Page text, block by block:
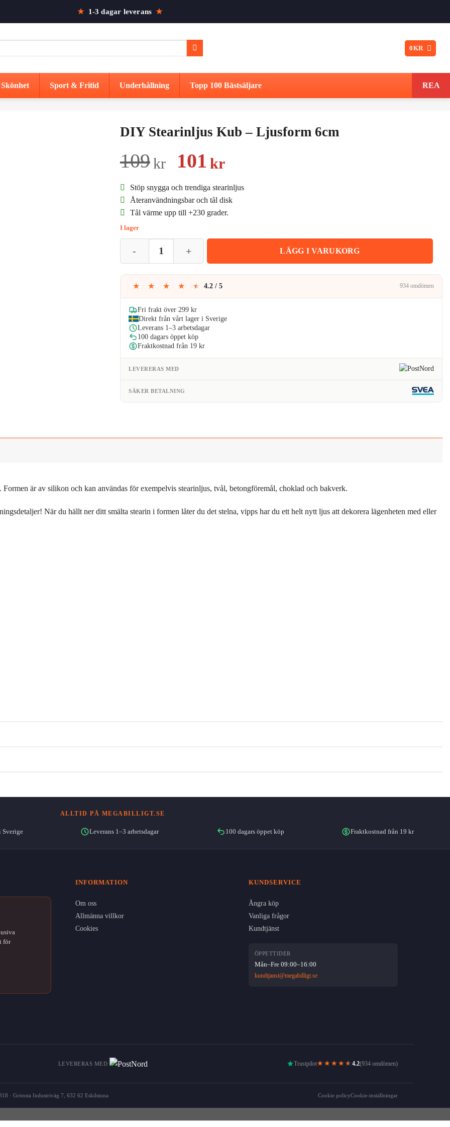
★ 1-3 dagar leverans ★
0KR
Skönhet Sport & Fritid Underhållning Topp 100 Bästsäljare REA
DIY Stearinljus Kub – Ljusform 6cm
109kr
Det
ursprungliga
priset
var:
109kr.
101 krDet
nuvarande
priset
är:
101kr.
Stöp snygga och trendiga stearinljus
Återanvändningsbar och tål disk
Tål värme upp till +230 grader.
I lager
LÄGG I VARUKORG
★ ★ ★ ★ ★ 4.2 / 5 934 omdömen
Fri frakt över 299 kr
Direkt från vårt lager i Sverige
Leverans 1–3 arbetsdagar
100 dagars öppet köp
Fraktkostnad från 19 kr
LEVERERAS MED
SÄKER BETALNING
är av silikon och kan användas för exempelvis stearinljus, tvål, betongföremål, choklad och bakverk.
När du hällt ner ditt smälta stearin i formen låter du det stelna, vipps har du ett helt nytt ljus att dekorera lägenheten med eller
ALLTID PÅ MEGABILLIGT.SE
Sverige Leverans 1–3 arbetsdagar 100 dagars öppet köp Fraktkostnad från 19 kr
för
INFORMATION
Om oss
Allmänna villkor
Cookies
KUNDSERVICE
Ångra köp
Vanliga frågor
Kundtjänst
ÖPPETTIDER
Mån–Fre 09:00–16:00
kundtjanst@megabilligt.se
LEVERERAS MED Trustpilot★★★★ ★ 4.2(934 omdömen)
· Grönsta Industriväg 7, 632 62 Eskilstuna Cookie policyCookie-inställningar